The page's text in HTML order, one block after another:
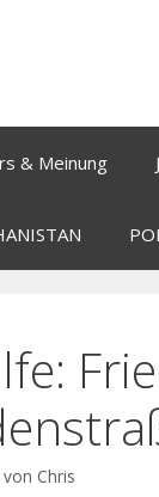
& Meinung
von Chris